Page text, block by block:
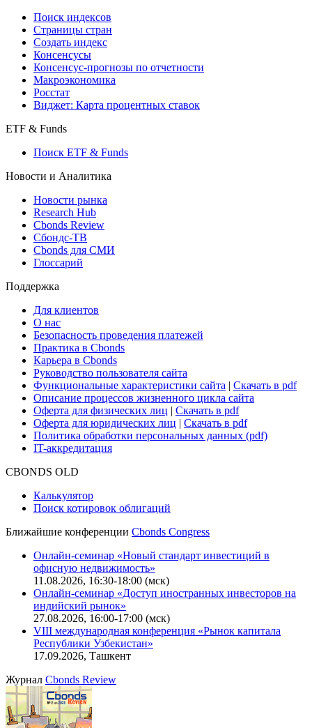
Поиск индексов
Страницы стран
Создать индекс
Консенсусы
Консенсус-прогнозы по отчетности
Макроэкономика
Росстат
Виджет: Карта процентных ставок
ETF & Funds
Поиск ETF & Funds
Новости и Аналитика
Новости рынка
Research Hub
Cbonds Review
Сбондс-ТВ
Cbonds для СМИ
Глоссарий
Поддержка
Для клиентов
О нас
Безопасность проведения платежей
Практика в Cbonds
Карьера в Cbonds
Руководство пользователя сайта
Функциональные характеристики сайта | Скачать в pdf
Описание процессов жизненного цикла сайта
Оферта для физических лиц | Скачать в pdf
Оферта для юридических лиц | Скачать в pdf
Политика обработки персональных данных (pdf)
IT-аккредитация
CBONDS OLD
Калькулятор
Поиск котировок облигаций
Ближайшие конференции Cbonds Congress
Онлайн-семинар «Новый стандарт инвестиций в
офисную недвижимость»
11.08.2026, 16:30-18:00 (мск)
Онлайн-семинар «Доступ иностранных инвесторов на
индийский рынок»
27.08.2026, 16:00-17:00 (мск)
VIII международная конференция «Рынок капитала
Республики Узбекистан»
17.09.2026, Ташкент
Журнал Cbonds Review